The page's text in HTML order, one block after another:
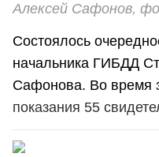
Алексей Сафонов,
Состоялось
начальника ГИБДД
Сафонова. Во время
показания 55